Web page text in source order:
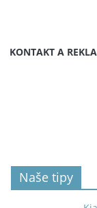
KONTAKT A
Naše tipy